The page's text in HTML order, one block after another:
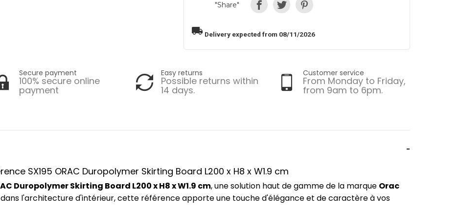
"Share"
local_shipping Delivery expected from 08/11/2026
Secure payment
100% secure online
payment
Easy returns
Possible returns within
14 days.
Customer service
From Monday to Friday,
from 9am to 6pm.
SX195 ORAC Duropolymer Skirting Board L200 x H8 x W1.9 cm
Duropolymer Skirting Board L200 x H8 x W1.9 cm, une solution haut de gamme de la marque Orac
dans l'architecture d'intérieur, cette référence apporte une touche d'élégance et de caractère à vos